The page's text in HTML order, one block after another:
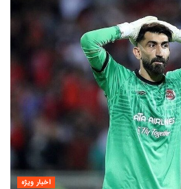
اخبار ویژه